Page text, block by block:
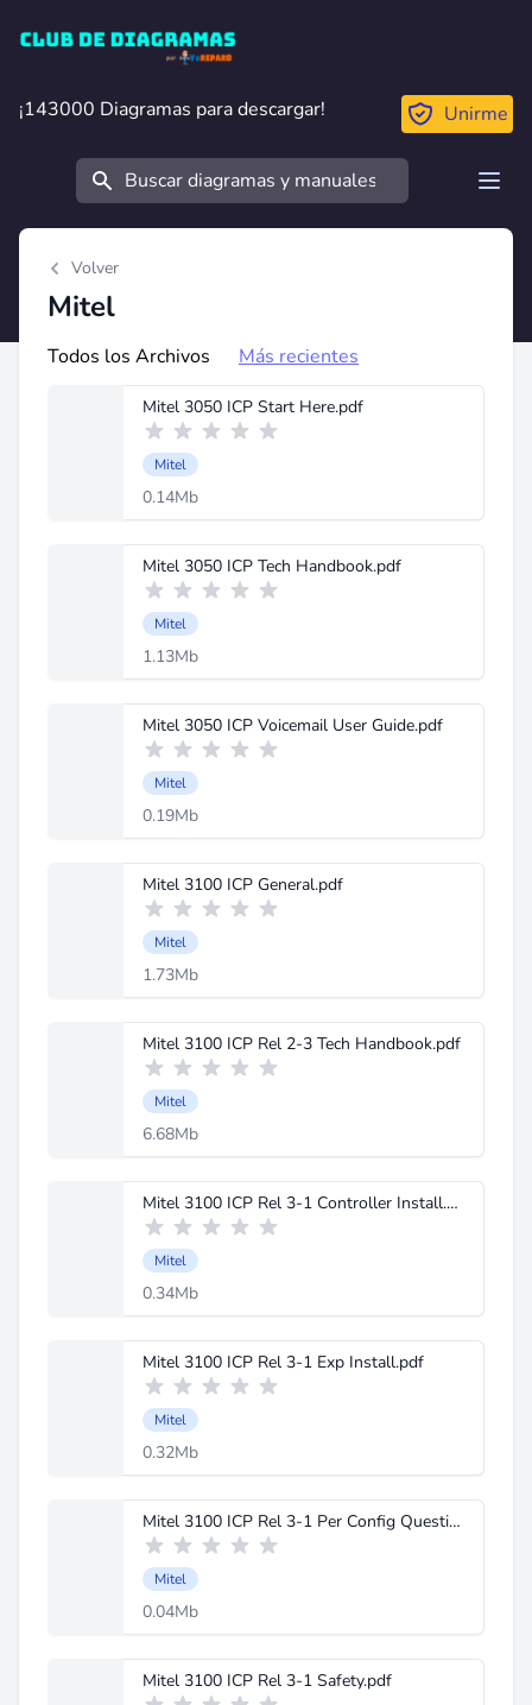
Club de Diagramas
¡143000 Diagramas para descargar!
¡143000 Diagramas para descargar! Unirme
Buscar
Volver
Mitel
Todos los Archivos Más recientes
Mitel 3050 ICP Start Here.pdf
Mitel
0.14Mb
Mitel 3050 ICP Tech Handbook.pdf
Mitel
1.13Mb
Mitel 3050 ICP Voicemail User Guide.pdf
Mitel
0.19Mb
Mitel 3100 ICP General.pdf
Mitel
1.73Mb
Mitel 3100 ICP Rel 2-3 Tech Handbook.pdf
Mitel
6.68Mb
Mitel 3100 ICP Rel 3-1 Controller Install.pdf
Mitel
0.34Mb
Mitel 3100 ICP Rel 3-1 Exp Install.pdf
Mitel
0.32Mb
Mitel 3100 ICP Rel 3-1 Per Config Questions.pdf
Mitel
0.04Mb
Mitel 3100 ICP Rel 3-1 Safety.pdf